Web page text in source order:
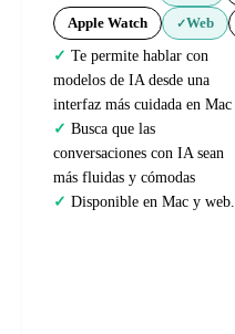
Apple Watch ✓Web
Te permite hablar con
modelos de IA desde una
interfaz más cuidada en Mac
Busca que las
conversaciones con IA sean
más fluidas y cómodas
Disponible en Mac y web.